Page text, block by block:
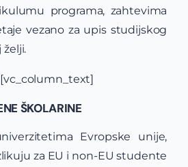
programa, zahtevima
vezano za upis studijskog
želji.
ŠKOLARINE
Evropske unije,
za EU i non-EU studente